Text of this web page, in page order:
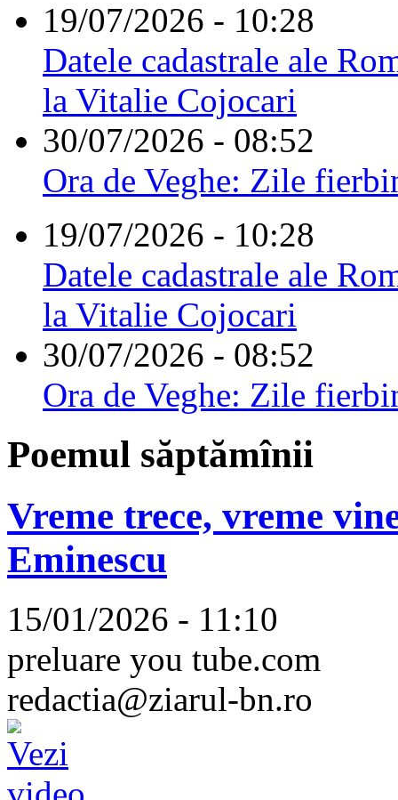
19/07/2026 - 10:28
Datele cadastrale ale
la Vitalie Cojocari
30/07/2026 - 08:52
Ora de Veghe: Zile
19/07/2026 - 10:28
Datele cadastrale ale
la Vitalie Cojocari
30/07/2026 - 08:52
Ora de Veghe: Zile
Poemul săptămînii
Vreme trece, vreme
Eminescu
15/01/2026 - 11:10
preluare you tube.com
redactia@ziarul-bn.ro